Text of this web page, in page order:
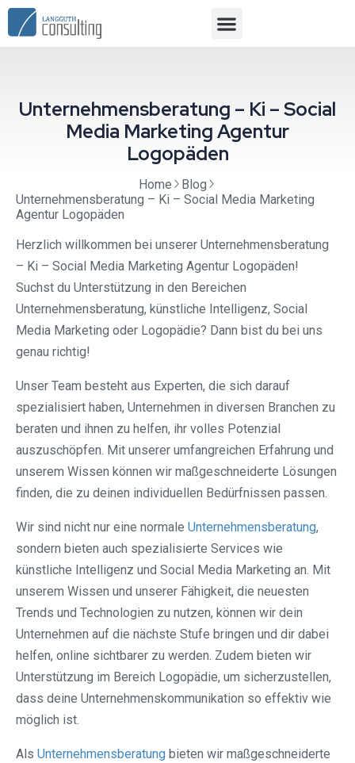
Unternehmensberatung – Ki – Social
Media Marketing Agentur
Logopäden
Home
Blog
Unternehmensberatung – Ki – Social Media Marketing
Agentur Logopäden
Herzlich willkommen bei unserer Unternehmensberatung
– Ki – Social Media Marketing Agentur Logopäden!
Suchst du Unterstützung in den Bereichen
Unternehmensberatung, künstliche Intelligenz, Social
Media Marketing oder Logopädie? Dann bist du bei uns
genau richtig!
Unser Team besteht aus Experten, die sich darauf
spezialisiert haben, Unternehmen in diversen Branchen zu
beraten und ihnen zu helfen, ihr volles Potenzial
auszuschöpfen. Mit unserer umfangreichen Erfahrung und
unserem Wissen können wir maßgeschneiderte Lösungen
finden, die zu deinen individuellen Bedürfnissen passen.
Wir sind nicht nur eine normale Unternehmensberatung,
sondern bieten auch spezialisierte Services wie
künstliche Intelligenz und Social Media Marketing an. Mit
unserem Wissen und unserer Fähigkeit, die neuesten
Trends und Technologien zu nutzen, können wir dein
Unternehmen auf die nächste Stufe bringen und dir dabei
helfen, online sichtbarer zu werden. Zudem bieten wir
Unterstützung im Bereich Logopädie, um sicherzustellen,
dass deine Unternehmenskommunikation so effektiv wie
möglich ist.
Als Unternehmensberatung bieten wir maßgeschneiderte